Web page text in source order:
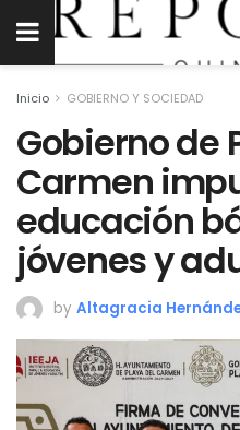
Inicio GOBIERNO Y SOCIEDAD
Gobierno de
Carmen
educación
jóvenes y
by Altagracia